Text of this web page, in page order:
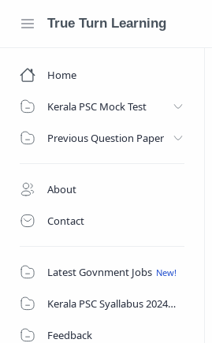
True Turn Learning
Home
Kerala PSC Mock Test
Previous Question Paper
About
Contact
Latest Govnment Jobs
Kerala PSC Syallabus 2024
Feedback